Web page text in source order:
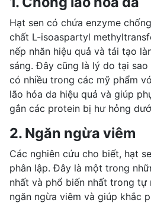
Hạt sen có chứa enzyme
chất L-isoaspartyl
nếp nhăn hiệu quả và tái tạo
sáng. Đây cũng là lý do tại
có nhiều trong các mỹ phẩm
lão hóa da hiệu quả và giúp
gắn các protein bị hư hỏng
2. Ngăn ngừa viêm
Các nghiên cứu cho biết, hạt
phân lập. Đây là một trong
nhất và phổ biến nhất trong tự
ngăn ngừa viêm và giúp khắc